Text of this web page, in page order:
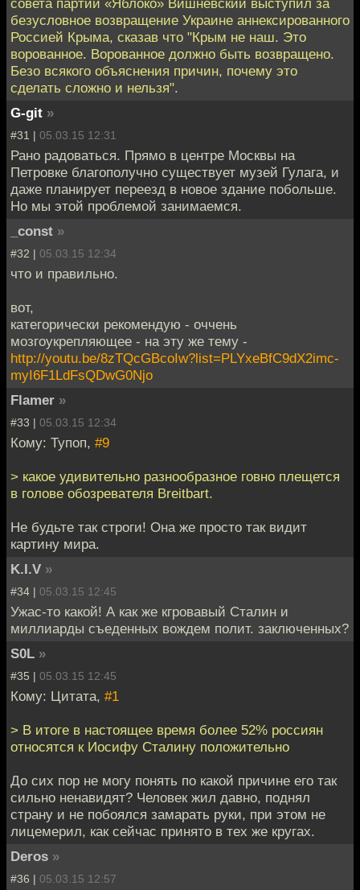
безусловное возвращение Украине аннексированного
Россией Крыма, сказав что "Крым не наш. Это
ворованное. Ворованное должно быть возвращено.
Безо всякого объяснения причин, почему это
сделать сложно и нельзя".
G-git »
#31 | 05.03.15 12:31
Рано радоваться. Прямо в центре Москвы на
Петровке благополучно существует музей Гулага, и
даже планирует переезд в новое здание побольше.
Но мы этой проблемой занимаемся.
_const »
#32 | 05.03.15 12:34
что и правильно.
вот,
категорически рекомендую - оччень
мозгоукрепляющее - на эту же тему -
http://youtu.be/8zTQcGBcoIw?list=PLYxeBfC9dX2imc-
myI6F1LdFsQDwG0Njo
Flamer »
#33 | 05.03.15 12:34
Кому: Тупоп, #9
> какое удивительно разнообразное говно плещется
в голове обозревателя Breitbart.
Не будьте так строги! Она же просто так видит
картину мира.
K.I.V »
#34 | 05.03.15 12:45
Ужас-то какой! А как же кгровавый Сталин и
миллиарды съеденных вождем полит. заключенных?
S0L »
#35 | 05.03.15 12:45
Кому: Цитата, #1
> В итоге в настоящее время более 52% россиян
относятся к Иосифу Сталину положительно
До сих пор не могу понять по какой причине его так
сильно ненавидят? Человек жил давно, поднял
страну и не побоялся замарать руки, при этом не
лицемерил, как сейчас принято в тех же кругах.
Deros »
#36 | 05.03.15 12:57